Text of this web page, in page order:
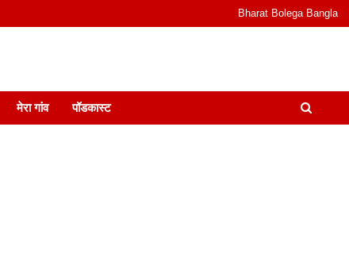
Bharat Bolega Bangla
I जानकारी भी समझदारी भी और पॉडकास्ट
मेरा गांव पॉडकास्ट